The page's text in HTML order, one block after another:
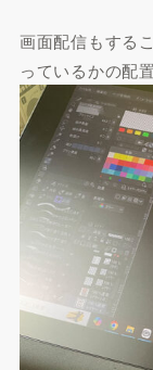
画面配信もする
っているかの配